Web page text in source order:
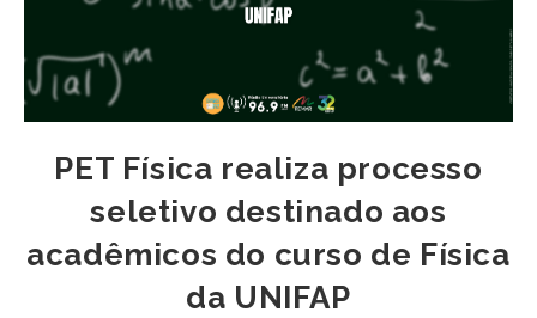
PET Física realiza processo
seletivo destinado aos
acadêmicos do curso de Física
da UNIFAP